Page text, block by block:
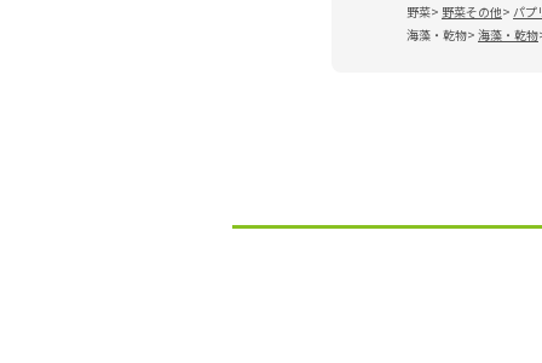
野菜
野菜その他
パプ
海藻・乾物 海藻・乾物